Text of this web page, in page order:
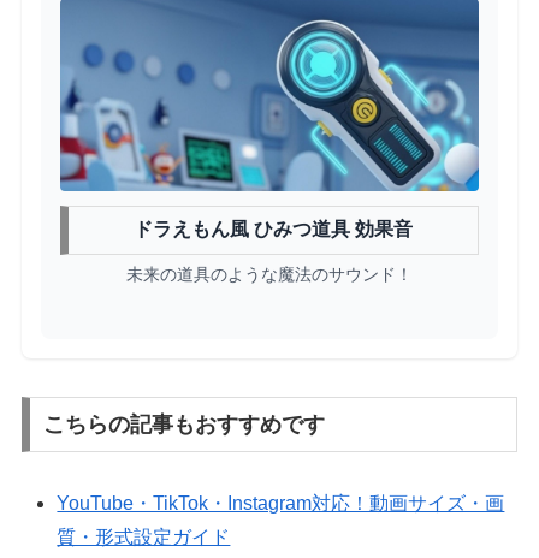
ドラえもん風 ひみつ道具 効果音
未来の道具のような魔法のサウンド！
こちらの記事もおすすめです
YouTube・TikTok・Instagram対応！動画サイズ・画
質・形式設定ガイド